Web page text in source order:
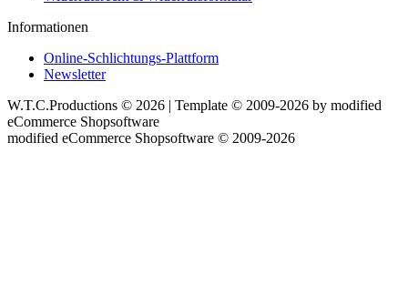
Informationen
Online-Schlichtungs-Plattform
Newsletter
W.T.C.Productions © 2026 | Template © 2009-2026 by modified
eCommerce Shopsoftware
modified eCommerce Shopsoftware © 2009-2026